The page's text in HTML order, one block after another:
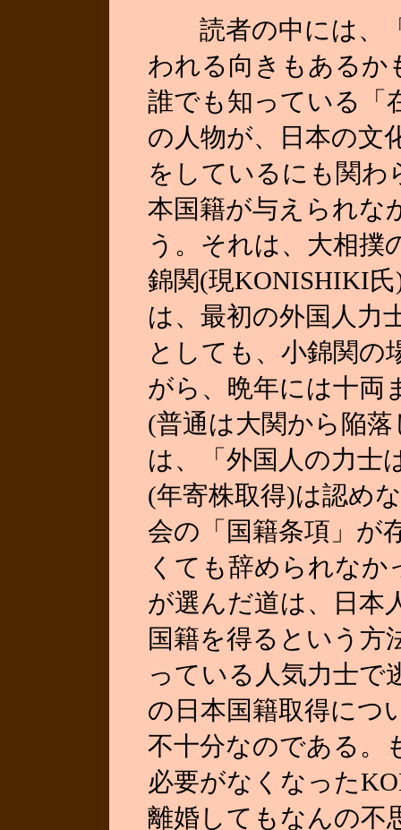
読者の中には、「
われる向きもあるか
誰でも知っている「
の人物が、日本の文
をしているにも関わ
本国籍が与えられな
う。それは、大相撲
錦関(現KONISHIKI
は、最初の外国人力
としても、小錦関の
がら、晩年には十両
(普通は大関から陥
は、「外国人の力士
(年寄株取得)は認め
会の「国籍条項」が
くても辞められな
が選んだ道は、日本
国籍を得るという方
っている人気力士で
の日本国籍取得につ
不十分なのである。
必要がなくなった
離婚してもなんの不